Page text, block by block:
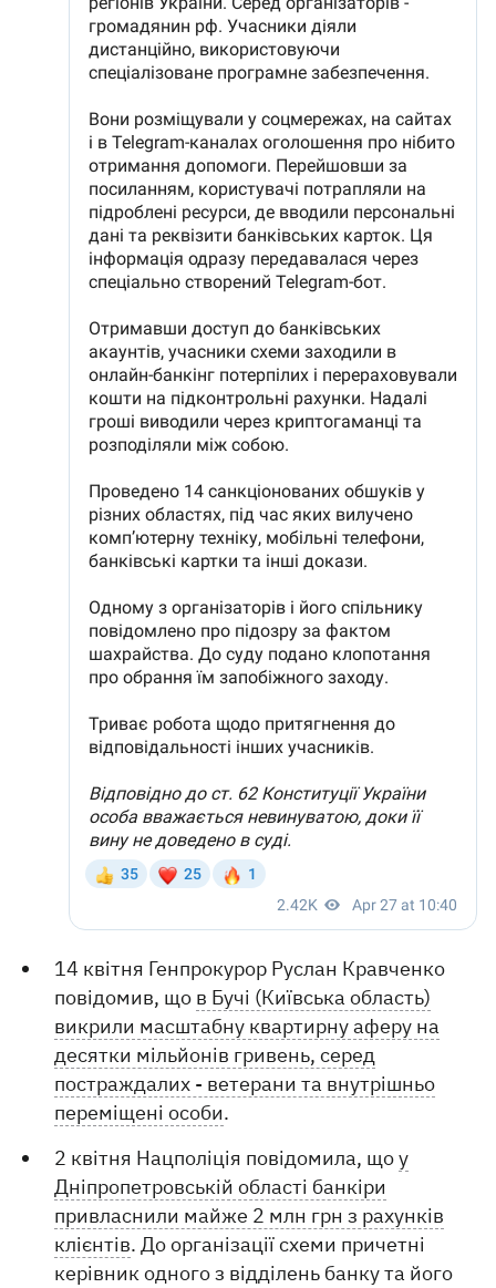
14 квітня Генпрокурор Руслан Кравченко
повідомив, що в Бучі (Київська область)
викрили масштабну квартирну аферу на
десятки мільйонів гривень, серед
постраждалих - ветерани та внутрішньо
переміщені особи.
2 квітня Нацполіція повідомила, щоу
Дніпропетровській області банкіри
привласнили майже 2 млн грн з рахунків
клієнтів. До організації схеми причетні
керівник одного з відділень банку та його